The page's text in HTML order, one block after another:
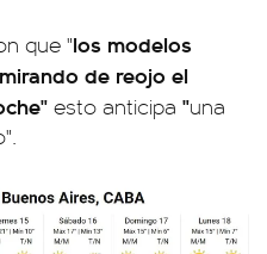
que "los modelos
de reojo el
esto anticipa "una